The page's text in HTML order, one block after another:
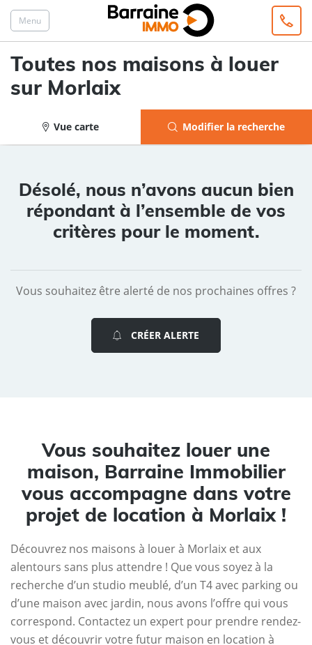
Menu
Toutes nos maisons à louer
sur Morlaix
Vue carte Modifier la recherche
Désolé, nous n’avons aucun bien
répondant à l’ensemble de vos
critères pour le moment.
Vous souhaitez être alerté de nos prochaines offres ?
CRÉER ALERTE
Vous souhaitez louer une
maison, Barraine Immobilier
vous accompagne dans votre
projet de location à Morlaix !
Découvrez nos maisons à louer à Morlaix et aux
alentours sans plus attendre ! Que vous soyez à la
recherche d’un studio meublé, d’un T4 avec parking ou
d’une maison avec jardin, nous avons l’offre qui vous
correspond. Contactez un expert pour prendre rendez-
vous et découvrir votre futur maison en location à